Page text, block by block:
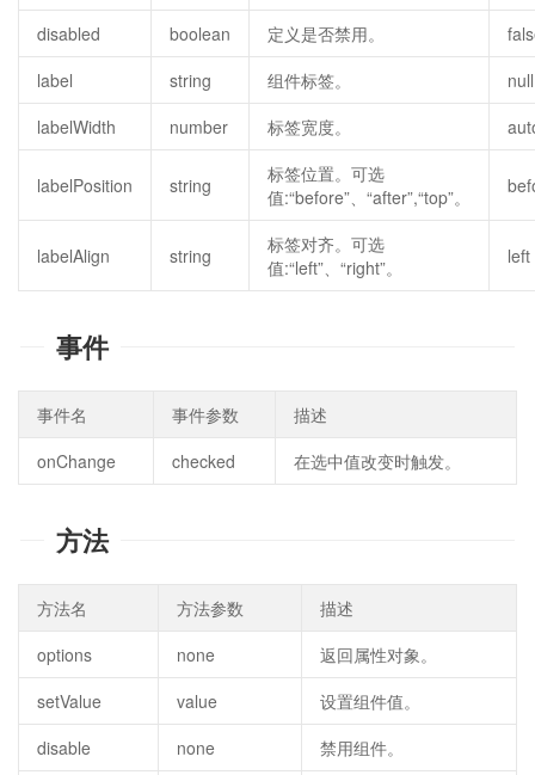
disabled
boolean 定义是否禁用。
label
string 组件标签。
null
labelWidth
number 标签宽度。
labelPosition string
标签位置。可选
值:“before”、“after”,“top”。
labelAlign string
标签对齐。可选
值:“left”、“right”。
left
事件
事件名 事件参数
描述
onChange
checked 在选中值改变时触发。
方法
方法名 方法参数
描述
options
none
返回属性对象。
setValue
value
设置组件值。
disable
none 禁用组件。